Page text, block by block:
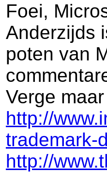
Foei,
Anderzijds
poten van
Verge
http://
trademark-
http://